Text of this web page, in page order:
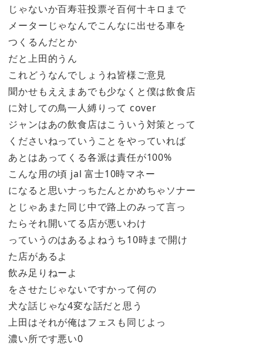
じゃないか百寿荘投票そ百何十キロまで
メーターじゃなんでこんなに出せる車を
つくるんだとか
だと上田的うん
これどうなんでしょうね皆様ご意見
聞かせもええまあでも少なくと僕は飲食店
に対しての鳥一人縛りって cover
ジャンはあの飲食店はこういう対策とって
くださいねっていうことをやっていれば
あとはあってくる各派は責任が100%
こんな用の頃 jal 富士10時マネー
になると思いナっちたんとかめちゃソナー
とじゃあまた同じ中で路上のみって言っ
たらそれ開いてる店が悪いわけ
っていうのはあるよねうち10時まで開け
た店があるよ
飲み足りねーよ
をさせたじゃないですかって何の
犬な話じゃな4変な話だと思う
上田はそれが俺はフェスも同じよっ
濃い所です悪い0